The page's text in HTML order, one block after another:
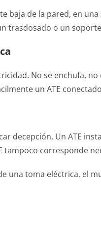
baja de la pared, en
trasdosado o un
No se enchufa,
un ATE
decepción. Un ATE
corresponde
una toma eléctrica, el